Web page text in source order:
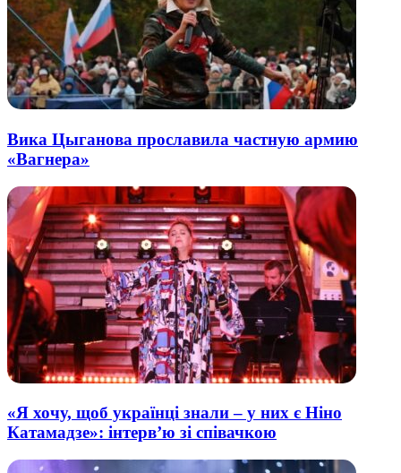
Вика Цыганова прославила частную армию
«Вагнера»
«Я хочу, щоб українці знали – у них є Ніно
Катамадзе»: інтерв’ю зі співачкою